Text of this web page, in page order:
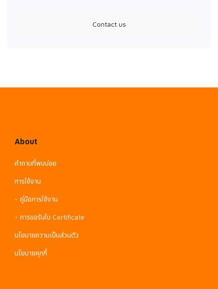
Contact us
About
คำถามที่พบบ่อย
การใช้งาน
- คู่มือการใช้งาน
- การขอรับใบ Certificate
นโยบายความเป็นส่วนตัว
นโยบายคุกกี้